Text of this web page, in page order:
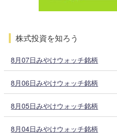
株式投資を知ろう
8月07日みやけウォッチ銘柄
8月06日みやけウォッチ銘柄
8月05日みやけウォッチ銘柄
8月04日みやけウォッチ銘柄